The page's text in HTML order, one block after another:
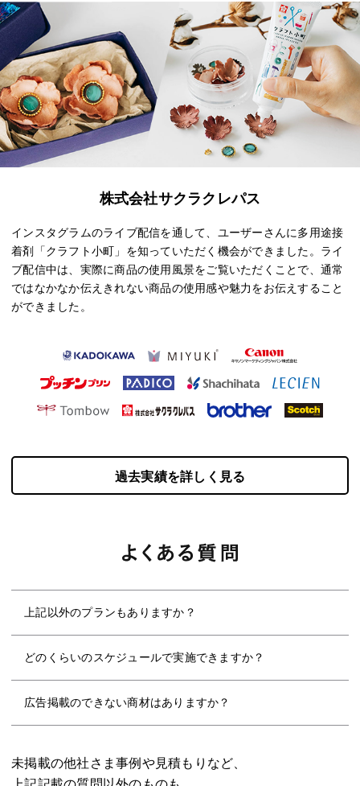
株式会社サクラクレパス
インスタグラムのライブ配信を通して、ユーザーさんに多用途接
着剤「クラフト小町」を知っていただく機会ができました。ライ
ブ配信中は、実際に商品の使用風景をご覧いただくことで、通常
ではなかなか伝えきれない商品の使用感や魅力をお伝えすること
ができました。
過去実績を詳しく見る
上記以外のプランもありますか？
ランをカスタムさせていただくことも可能ですので、お気軽
にお申し付けください。
どのくらいのスケジュールで実施できますか？
のから、3か月ほど準備するものもございます。詳細につき
ましては、ご希望のプランごとにご説明させていただきま
広告掲載のできない商材はありますか？
いたしかねることもございますので、まずはご相談を頂けれ
ば幸いです。
未掲載の他社さま事例や見積もりなど、